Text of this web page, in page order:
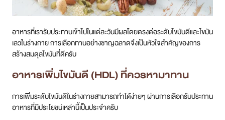
อาหารที่เรารับประทานเข้าไปในแต่ละวันมีผลโดยตรงต่อระดับไขมันดีและไขมัน
เลวในร่างกาย การเลือกทานอย่างชาญฉลาดจึงเป็นหัวใจสำคัญของการ
สร้างสมดุลไขมันที่ดีครับ
อาหารเพิ่มไขมันดี (HDL) ที่ควรหามาทาน
การเพิ่มระดับไขมันดีในร่างกายสามารถทำได้ง่ายๆ ผ่านการเลือกรับประทาน
อาหารที่มีประโยชน์เหล่านี้เป็นประจำครับ